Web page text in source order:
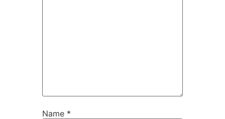
Name *